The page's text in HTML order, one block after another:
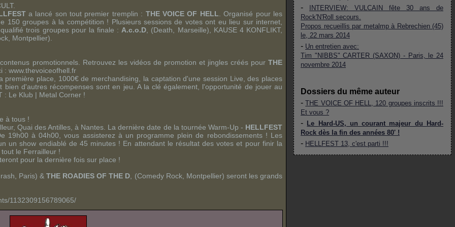
.
a lancé son tout premier tremplin : THE VOICE OF HELL . Organisé pour les
150 groupes à la compétition ! Plusieurs sessions de votes ont eu lieu sur internet,
trois groupes pour la finale : A.c.o.D , (Death , Marseille), KAUSE 4 KONFLIKT,
, Montpellier).
promotionnels. Retrouvez les vidéos de promotion et jingles créés pour THE
: www.thevoiceofhell.fr
place, 1000€ de merchandising, la captation d'une session Live , des places
bien d'autres récompenses sont en jeu. A la clé également, l'opportunité de jouer au
: Le Klub | Metal Corner !
à tous !
Quai des Antilles, à Nantes. La dernière date de la tournée Warm-Up - HELLFEST
19h00 à 04h00, vous assisterez à un programme plein de rebondissements ! Les
unshow endiablé de 45 minutes ! En attendant le résultat des votes et pour finir la
le Ferrailleur !
pour la dernière fois sur place !
, Paris) &THE ROADIES OF THE D , (Comedy Rock, Montpellier) seront les grands
1132309156789065/
-
INTERVIEW: VULCAIN fête 30 ans de
Rock'N'Roll secours.
Propos recueillis par metalmp à Rebrechien (45)
le, 22 mars 2014
- Un entretien avec:
Tim "NIBBS" CARTER (SAXON) - Paris, le 24
novembre 2014
Dossiers du même auteur
-THE VOICE OF HELL, 120 groupes inscrits !!!
Et vous ?
- Le Hard-US, un courant majeur du Hard-
Rock dès la fin des années 80' !
- HELLFEST 13, c'est parti !!!